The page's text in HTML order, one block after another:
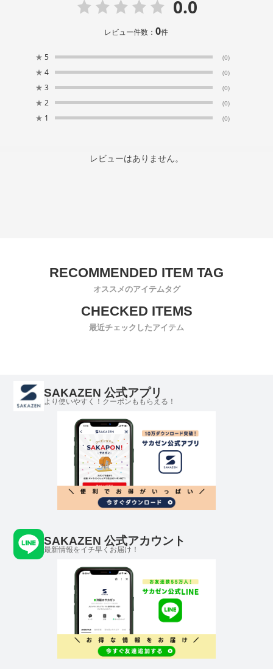
0.0
レビュー件数：0件
★ 5 (0)
★ 4 (0)
★ 3 (0)
★ 2 (0)
★ 1 (0)
レビューはありません。
オススメのアイテムタグ
最近チェックしたアイテム
SAKAZEN 公式アプリ
より使いやすく！クーポンももらえる！
SAKAZEN 公式アカウント
最新情報をイチ早くお届け！